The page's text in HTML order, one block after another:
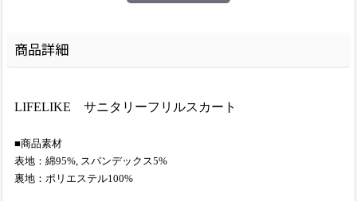
商品詳細
LIFELIKE サニタリーフリルスカート
■商品素材
表地：綿95%, スパンデックス5%
裏地：ポリエステル100%